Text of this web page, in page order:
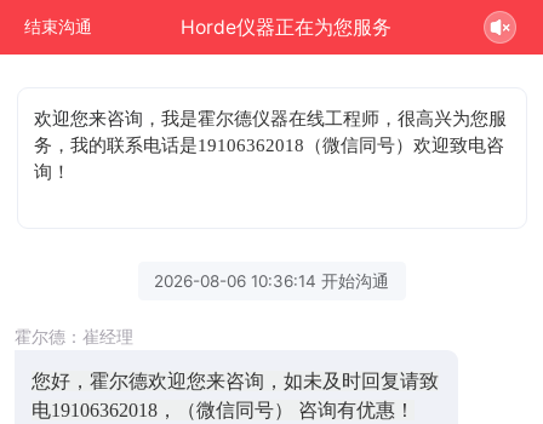
结束沟通 Horde仪器正在为您服务
欢迎您来咨询 ，我是霍尔德仪器在线工程师，很高兴为您服
务，我的联系电话是19106362018（微信同号）欢迎致电咨
询！
2026-08-06 10:36:14 开始沟通
霍尔德：崔经理
您好，霍尔德欢迎您来咨询，如未及时回复请致
电19106362018，（微信同号） 咨询有优惠！